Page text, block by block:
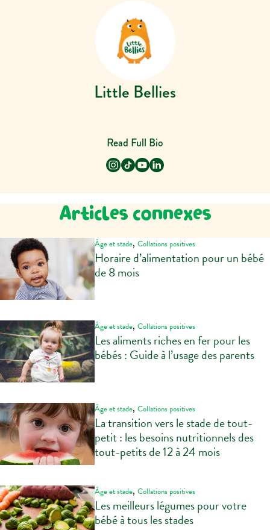
Little Bellies
Read Full Bio
Articles connexes
Âge et stade, Collations positives
Horaire d’alimentation pour un bébé
de 8 mois
Âge et stade, Collations positives
Les aliments riches en fer pour les
bébés : Guide à l’usage des parents
Âge et stade, Collations positives
La transition vers le stade de tout-
petit : les besoins nutritionnels des
tout-petits de 12 à 24 mois
Âge et stade, Collations positives
Les meilleurs légumes pour votre
bébé à tous les stades